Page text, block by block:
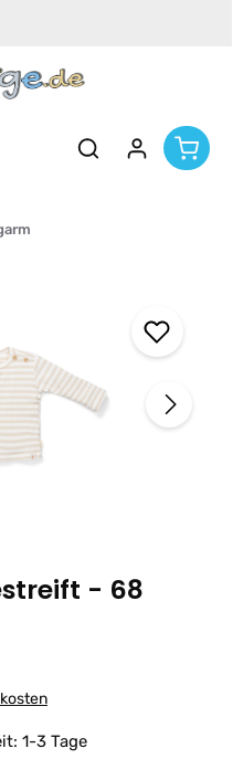
- 68
1-3 Tage